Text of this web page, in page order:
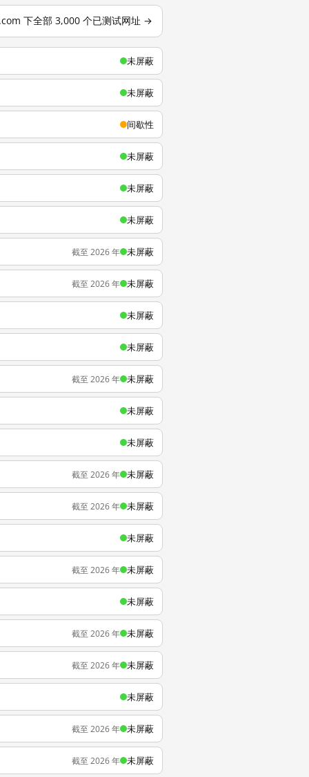
下全部 3,000 个已测试网址 →
未屏蔽
未屏蔽
间歇性
未屏蔽
未屏蔽
未屏蔽
截至 2026 年 未屏蔽
截至 2026 年 未屏蔽
未屏蔽
未屏蔽
截至 2026 年 未屏蔽
未屏蔽
未屏蔽
截至 2026 年 未屏蔽
截至 2026 年 未屏蔽
未屏蔽
截至 2026 年 未屏蔽
未屏蔽
截至 2026 年 未屏蔽
截至 2026 年 未屏蔽
未屏蔽
截至 2026 年 未屏蔽
截至 2026 年 未屏蔽